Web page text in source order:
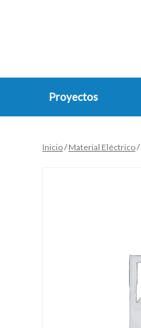
Proyectos
Inicio/Material Eléctrico/